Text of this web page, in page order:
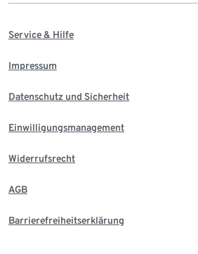
Service & Hilfe
Impressum
Datenschutz und Sicherheit
Einwilligungsmanagement
Widerrufsrecht
AGB
Barrierefreiheitserklärung